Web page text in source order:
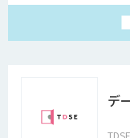
デ